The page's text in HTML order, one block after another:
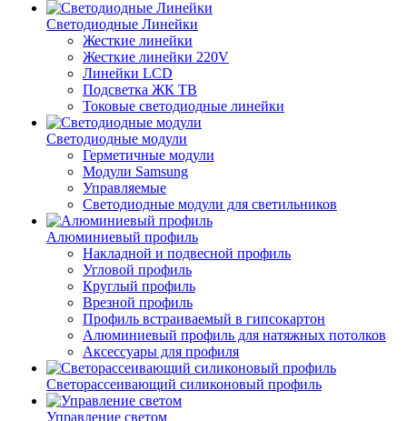
Светодиодные Линейки
Жесткие линейки
Жесткие линейки 220V
Линейки LCD
Подсветка ЖК ТВ
Токовые светодиодные линейки
Светодиодные модули
Герметичные модули
Модули Samsung
Управляемые
Светодиодные модули для светильников
Алюминиевый профиль
Накладной и подвесной профиль
Угловой профиль
Круглый профиль
Врезной профиль
Профиль встраиваемый в гипсокартон
Алюминиевый профиль для натяжных потолков
Аксессуары для профиля
Светорассеивающий силиконовый профиль
Управление светом